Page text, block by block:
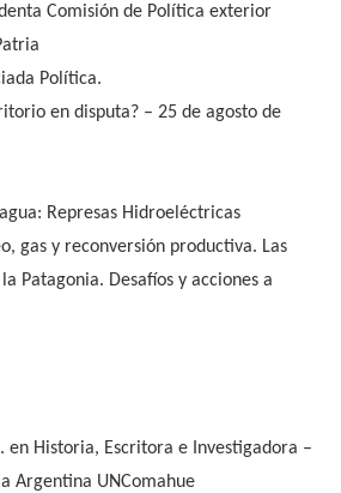
Comisión de Política exterior
Política.
en disputa? – 25 de agosto de
Represas Hidroeléctricas
gas y reconversión productiva. Las
Patagonia. Desafíos y acciones a
en Historia, Escritora e Investigadora –
Argentina UNComahue